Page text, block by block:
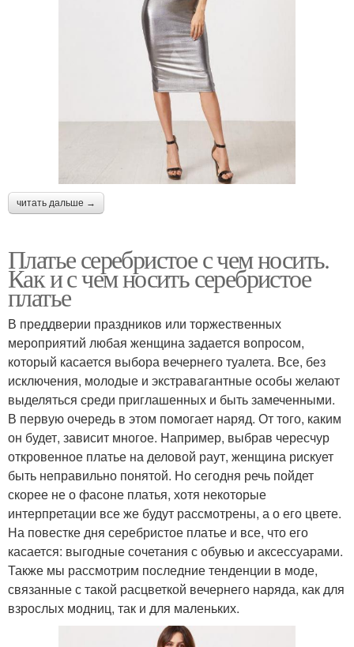
читать дальше →
Платье серебристое с чем носить.
Как и с чем носить серебристое
платье
В преддверии праздников или торжественных
мероприятий любая женщина задается вопросом,
который касается выбора вечернего туалета. Все, без
исключения, молодые и экстравагантные особы желают
выделяться среди приглашенных и быть замеченными.
В первую очередь в этом помогает наряд. От того, каким
он будет, зависит многое. Например, выбрав чересчур
откровенное платье на деловой раут, женщина рискует
быть неправильно понятой. Но сегодня речь пойдет
скорее не о фасоне платья, хотя некоторые
интерпретации все же будут рассмотрены, а о его цвете.
На повестке дня серебристое платье и все, что его
касается: выгодные сочетания с обувью и аксессуарами.
Также мы рассмотрим последние тенденции в моде,
связанные с такой расцветкой вечернего наряда, как для
взрослых модниц, так и для маленьких.